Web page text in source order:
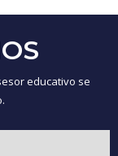
educativo se